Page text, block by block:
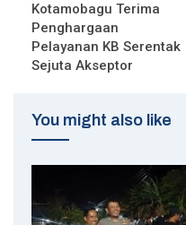
Kotamobagu Terima
Penghargaan
Pelayanan KB Serentak
Sejuta Akseptor
You might also like